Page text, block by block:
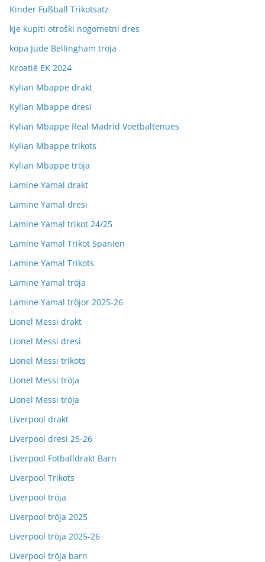
Kinder Fußball Trikotsatz
kje kupiti otroški nogometni dres
köpa Jude Bellingham tröja
Kroatië EK 2024
Kylian Mbappe drakt
Kylian Mbappe dresi
Kylian Mbappe Real Madrid Voetbaltenues
Kylian Mbappe trikots
Kylian Mbappe tröja
Lamine Yamal drakt
Lamine Yamal dresi
Lamine Yamal trikot 24/25
Lamine Yamal Trikot Spanien
Lamine Yamal Trikots
Lamine Yamal tröja
Lamine Yamal tröjor 2025-26
Lionel Messi drakt
Lionel Messi dresi
Lionel Messi trikots
Lionel Messi tröja
Lionel Messi tröja
Liverpool drakt
Liverpool dresi 25-26
Liverpool Fotballdrakt Barn
Liverpool Trikots
Liverpool tröja
Liverpool tröja 2025
Liverpool tröja 2025-26
Liverpool tröja barn